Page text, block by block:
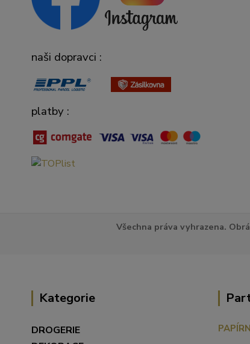
naši dopravci :
platby :
Všechna práva vyhrazena.
Kategorie
DROGERIE